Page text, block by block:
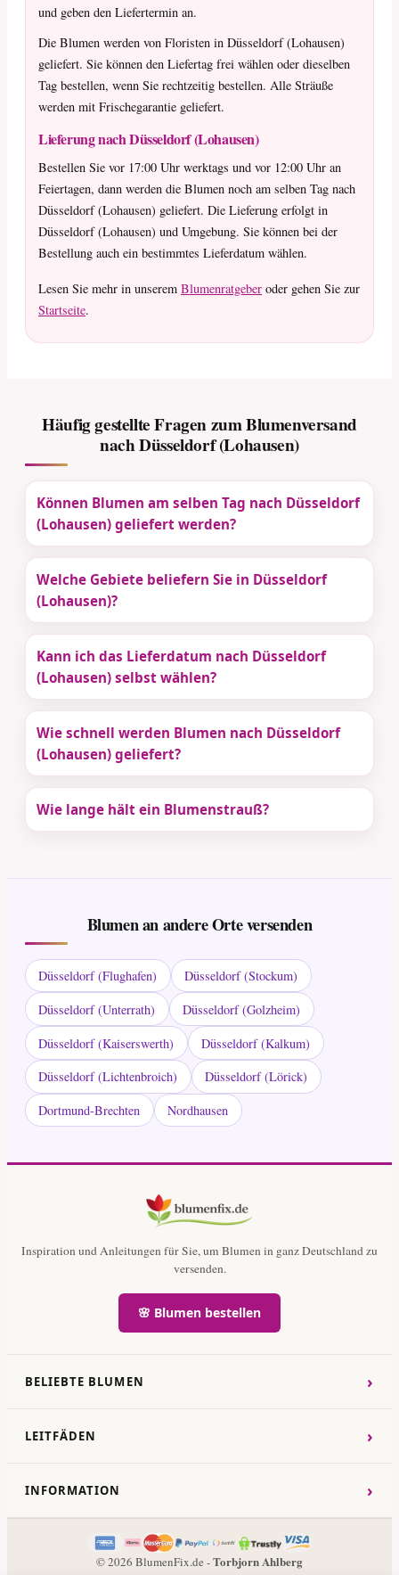
und geben den Liefertermin an.
Die Blumen werden von Floristen in Düsseldorf (Lohausen)
geliefert. Sie können den Liefertag frei wählen oder dieselben
Tag bestellen, wenn Sie rechtzeitig bestellen. Alle Sträuße
werden mit Frischegarantie geliefert.
Lieferung nach Düsseldorf (Lohausen)
Bestellen Sie vor 17:00 Uhr werktags und vor 12:00 Uhr an
Feiertagen, dann werden die Blumen noch am selben Tag nach
Düsseldorf (Lohausen) geliefert. Die Lieferung erfolgt in
Düsseldorf (Lohausen) und Umgebung. Sie können bei der
Bestellung auch ein bestimmtes Lieferdatum wählen.
Lesen Sie mehr in unserem Blumenratgeber oder gehen Sie zur
Startseite.
Häufig gestellte Fragen zum Blumenversand
nach Düsseldorf (Lohausen)
Können Blumen am selben Tag nach Düsseldorf
(Lohausen) geliefert werden?
Welche Gebiete beliefern Sie in Düsseldorf
(Lohausen)?
Kann ich das Lieferdatum nach Düsseldorf
(Lohausen) selbst wählen?
Wie schnell werden Blumen nach Düsseldorf
(Lohausen) geliefert?
Wie lange hält ein Blumenstrauß?
Blumen an andere Orte versenden
Düsseldorf (Flughafen)
Düsseldorf (Stockum)
Düsseldorf (Unterrath)
Düsseldorf (Golzheim)
Düsseldorf (Kaiserswerth)
Düsseldorf (Kalkum)
Düsseldorf (Lichtenbroich)
Düsseldorf (Lörick)
Dortmund-Brechten
Nordhausen
Inspiration und Anleitungen für Sie, um Blumen in ganz Deutschland zu
versenden.
🌸 Blumen bestellen
BELIEBTE BLUMEN ›
LEITFÄDEN ›
INFORMATION ›
© 2026 BlumenFix.de -Torbjorn Ahlberg